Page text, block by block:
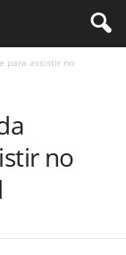
para assistir no
no